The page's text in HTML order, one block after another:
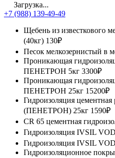
Загрузка...
+7 (988) 139-49-49
Щебень из известкового
(40кг) 130₽
Песок мелкозернистый в
Проникающая
ПЕНЕТРОН 5кг 3300₽
Проникающая
ПЕНЕТРОН 25кг 15200₽
Гидроизоляция
(ПЕНЕТРОН) 25кг 1590₽
CR 65 цементная
Гидроизоляция IVSIL
Гидроизоляция IVSIL
Гидроизоляционное